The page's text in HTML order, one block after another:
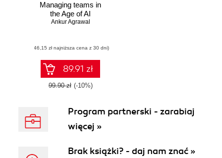
Managing teams in
the Age of AI
Ankur Agrawal
(46,15 zł najniższa cena z 30 dni)
89.91 zł
99.90 zł (-10%)
Program partnerski - zarabiaj
więcej »
Brak książki? - daj nam znać »